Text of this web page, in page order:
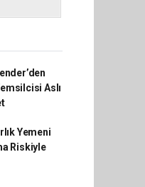
Aslı
Yemeni
Riskiyle